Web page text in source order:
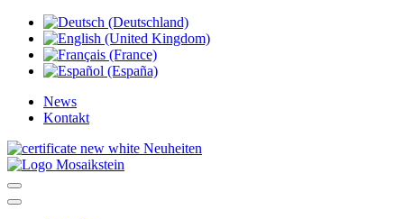
News
Kontakt
Neuheiten